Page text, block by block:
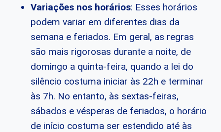
Variações nos horários: Esses horários
podem variar em diferentes dias da
semana e feriados. Em geral, as regras
são mais rigorosas durante a noite, de
domingo a quinta-feira, quando a lei do
silêncio costuma iniciar às 22h e terminar
às 7h. No entanto, às sextas-feiras,
sábados e vésperas de feriados, o horário
de início costuma ser estendido até às